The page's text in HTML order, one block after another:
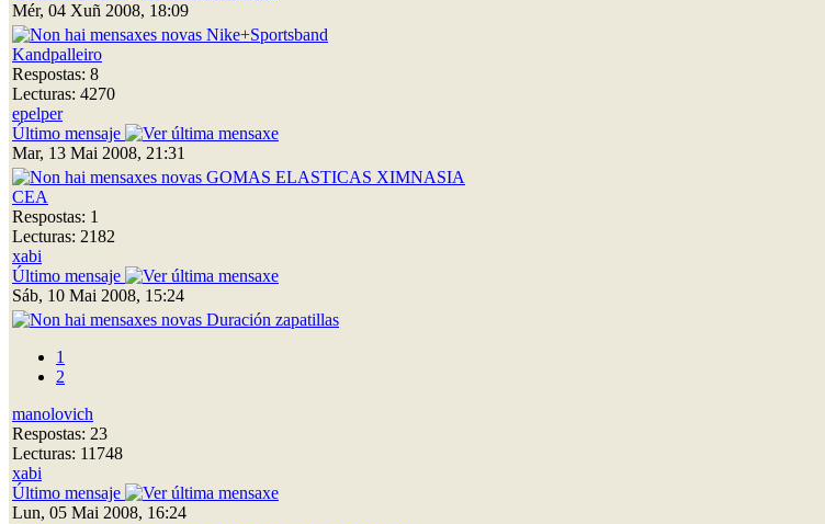
Mér, 04 Xuñ 2008, 18:09
Nike+Sportsband
Kandpalleiro
Respostas: 8
Lecturas: 4270
epelper
Último mensaje
Mar, 13 Mai 2008, 21:31
GOMAS ELASTICAS XIMNASIA
CEA
Respostas: 1
Lecturas: 2182
xabi
Último mensaje
Sáb, 10 Mai 2008, 15:24
Duración zapatillas
1
2
manolovich
Respostas: 23
Lecturas: 11748
xabi
Último mensaje
Lun, 05 Mai 2008, 16:24